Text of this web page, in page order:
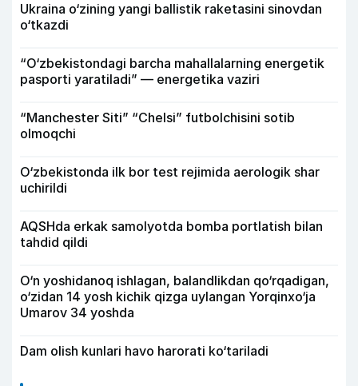
Ukraina o‘zining yangi ballistik raketasini sinovdan
o‘tkazdi
“O‘zbekistondagi barcha mahallalarning energetik
pasporti yaratiladi” — energetika vaziri
“Manchester Siti” “Chelsi” futbolchisini sotib
olmoqchi
O‘zbekistonda ilk bor test rejimida aerologik shar
uchirildi
AQSHda erkak samolyotda bomba portlatish bilan
tahdid qildi
O‘n yoshidanoq ishlagan, balandlikdan qo‘rqadigan,
o‘zidan 14 yosh kichik qizga uylangan Yorqinxo‘ja
Umarov 34 yoshda
Dam olish kunlari havo harorati ko‘tariladi